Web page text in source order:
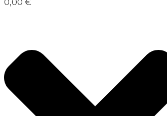
0,00 €